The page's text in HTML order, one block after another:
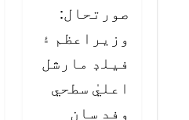
صورتحال:
وزيراعظم ۽
فيلڊ مارشل
اعليٰ سطحي
وفد سان